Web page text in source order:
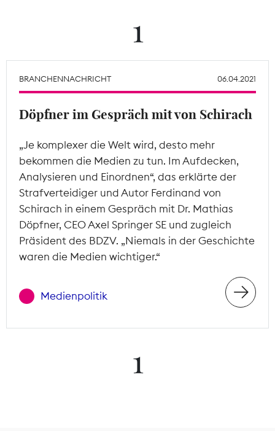
Mitgliederbereich
1
BRANCHENNACHRICHT 06.04.2021
Döpfner im Gespräch mit von Schirach
„Je komplexer die Welt wird, desto mehr
bekommen die Medien zu tun. Im Aufdecken,
Analysieren und Einordnen“, das erklärte der
Strafverteidiger und Autor Ferdinand von
Schirach in einem Gespräch mit Dr. Mathias
Döpfner, CEO Axel Springer SE und zugleich
Präsident des BDZV. „Niemals in der Geschichte
waren die Medien wichtiger.“
Medienpolitik
1